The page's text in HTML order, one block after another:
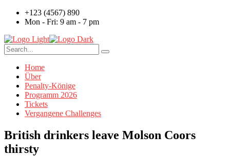
+123 (4567) 890
Mon - Fri: 9 am - 7 pm
Home
Über
Penalty-Könige
Programm 2026
Tickets
Vergangene Challenges
British drinkers leave Molson Coors
thirsty